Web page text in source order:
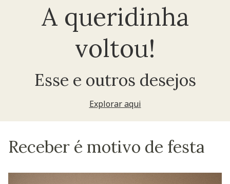
A queridinha
voltou!
Esse e outros desejos
Explorar aqui
Receber é motivo de festa